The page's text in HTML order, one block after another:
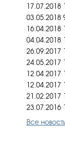
17.07.2018
03.05.2018
16.04.2018
04.04.2018
26.09.2017
24.05.2017
12.04.2017
12.04.2017
21.02.2017
23.07.2016
Все